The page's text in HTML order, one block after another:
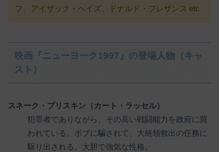
フ、アイザック・ヘイズ、ドナルド・プレザンス etc
映画『ニューヨーク1997』の登場人物（キャ
スト）
スネーク・プリスキン（カート・ラッセル）
犯罪者でありながら、その高い戦闘能力を政府に買
われている。ボブに騙されて、大統領救出の任務に
駆り出される。大胆で強気な性格。